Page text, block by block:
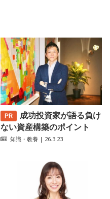
成功投資家が語る負け
ない資産構築のポイント
知識・教養 | 26.3.23